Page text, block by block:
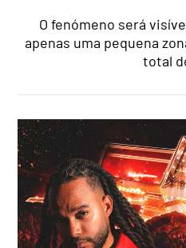
O fenómeno será
apenas uma pequena
total